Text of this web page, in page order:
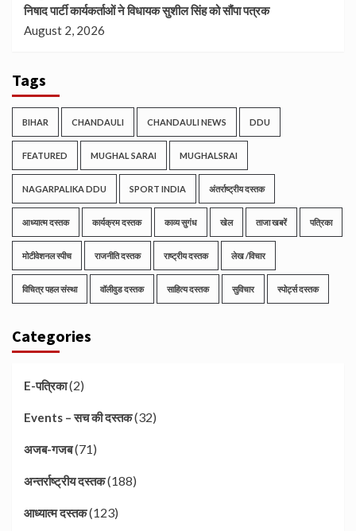
निषाद पार्टी कार्यकर्ताओं ने विधायक सुशील सिंह को सौंपा पत्रक
August 2, 2026
Tags
BIHAR CHANDAULI CHANDAULI NEWS DDU
FEATURED MUGHAL SARAI MUGHALSRAI
NAGARPALIKA DDU SPORT INDIA अंतर्राष्ट्रीय दस्तक
आध्यात्म दस्तक कार्यक्रम दस्तक काव्य सुगंध खेल ताजा खबरें पत्रिका
मोटीवेशनल स्पीच राजनीति दस्तक राष्ट्रीय दस्तक लेख /विचार
विचित्र पहल संस्था वॉलीवुड दस्तक साहित्य दस्तक सुविचार स्पोर्ट्स दस्तक
Categories
E-पत्रिका(2)
Events – सच की दस्तक(32)
अजब-गजब(71)
अन्तर्राष्ट्रीय दस्तक(188)
आध्यात्म दस्तक(123)